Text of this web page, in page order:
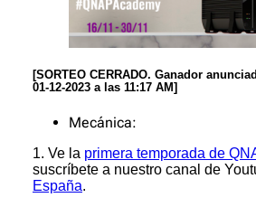
[SORTEO CERRADO. Ganador
01-12-2023 a las 11:17 AM]
Mecánica:
1. Ve la primera temporada de
suscríbete a nuestro canal de
España.